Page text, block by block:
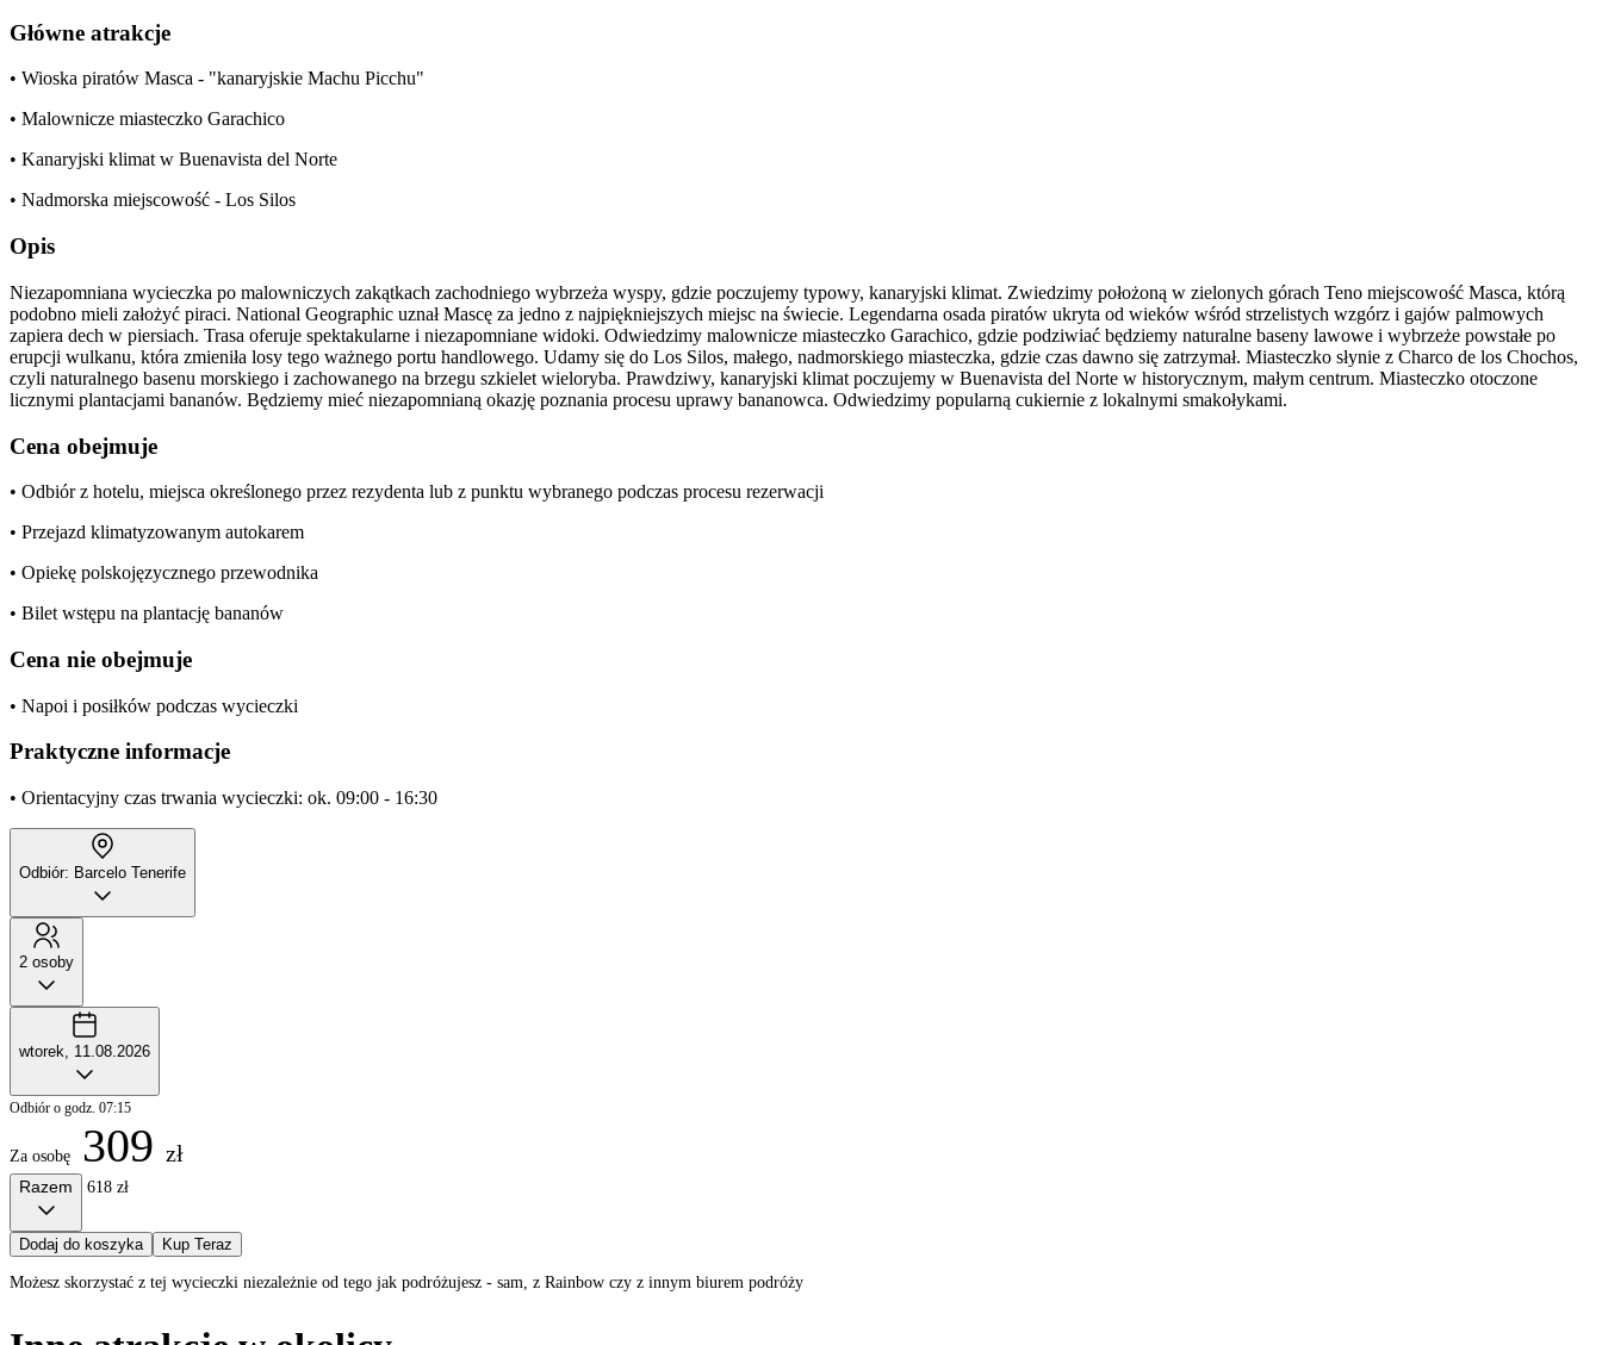
Główne atrakcje
• Wioska piratów Masca - "kanaryjskie Machu Picchu"
• Malownicze miasteczko Garachico
• Kanaryjski klimat w Buenavista del Norte
• Nadmorska miejscowość - Los Silos
Opis
Niezapomniana wycieczka po malowniczych zakątkach zachodniego wybrzeża wyspy, gdzie poczujemy typowy, kanaryjski klimat. Zwiedzimy położoną w zielonych górach Teno miejscowość Masca, którą
podobno mieli założyć piraci. National Geographic uznał Mascę za jedno z najpiękniejszych miejsc na świecie. Legendarna osada piratów ukryta od wieków wśród strzelistych wzgórz i gajów palmowych
zapiera dech w piersiach. Trasa oferuje spektakularne i niezapomniane widoki. Odwiedzimy malownicze miasteczko Garachico, gdzie podziwiać będziemy naturalne baseny lawowe i wybrzeże powstałe po
erupcji wulkanu, która zmieniła losy tego ważnego portu handlowego. Udamy się do Los Silos, małego, nadmorskiego miasteczka, gdzie czas dawno się zatrzymał. Miasteczko słynie z Charco de los Chochos,
czyli naturalnego basenu morskiego i zachowanego na brzegu szkielet wieloryba. Prawdziwy, kanaryjski klimat poczujemy w Buenavista del Norte w historycznym, małym centrum. Miasteczko otoczone
licznymi plantacjami bananów. Będziemy mieć niezapomnianą okazję poznania procesu uprawy bananowca. Odwiedzimy popularną cukiernie z lokalnymi smakołykami.
Cena obejmuje
• Odbiór z hotelu, miejsca określonego przez rezydenta lub z punktu wybranego podczas procesu rezerwacji
• Przejazd klimatyzowanym autokarem
• Opiekę polskojęzycznego przewodnika
• Bilet wstępu na plantację bananów
Cena nie obejmuje
• Napoi i posiłków podczas wycieczki
Praktyczne informacje
• Orientacyjny czas trwania wycieczki: ok. 09:00 - 16:30
Odbiór: Barcelo Tenerife
2 osoby
wtorek, 11.08.2026
Odbiór o godz. 07:15
Za osobę 309 zł
Razem 618 zł
Dodaj do koszyka Kup Teraz
Możesz skorzystać z tej wycieczki niezależnie od tego jak podróżujesz - sam, z Rainbow czy z innym biurem podróży